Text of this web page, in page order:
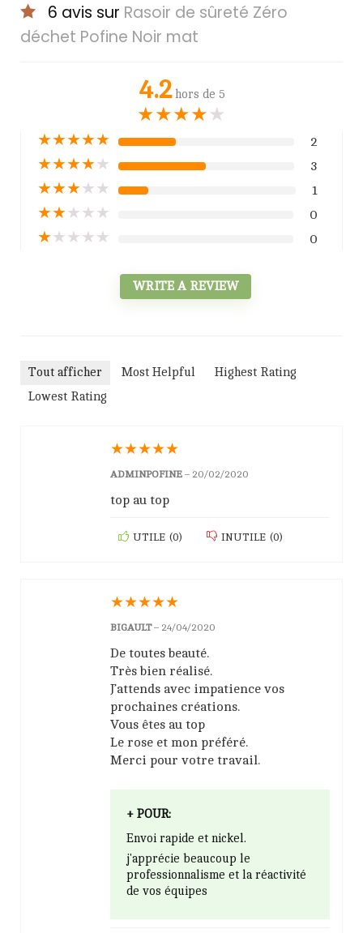
6 avis sur Rasoir de sûreté Zéro
déchet Pofine Noir mat
4.2 hors de 5
★★★★★
★★★★★ 2
★★★★★ 3
★★★★★ 1
★★★★★ 0
★★★★★ 0
WRITE A REVIEW
Tout afficher Most Helpful
Highest Rating
Lowest Rating
★★★★★
ADMINPOFINE – 20/02/2020
top au top
UTILE (0) INUTILE (0)
★★★★★
BIGAULT– 24/04/2020
De toutes beauté.
Très bien réalisé.
J’attends avec impatience vos
prochaines créations.
Vous êtes au top
Le rose et mon préféré.
Merci pour votre travail.
+ POUR:
Envoi rapide et nickel.
j'apprécie beaucoup le
professionnalisme et la réactivité
de vos équipes